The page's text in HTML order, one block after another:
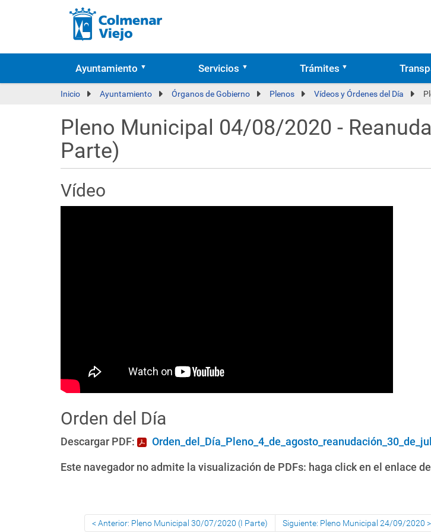
Ayuntamiento Servicios Trámites
Inicio Ayuntamiento Órganos de Gobierno Plenos Vídeos y Órdenes del Día
Pleno Municipal 04/08/2020 -
Parte)
Vídeo
Orden del Día
Descargar PDF:
Este navegador no admite la visualización de PDFs: haga click en el enlace
Anterior: Pleno Municipal 30/07/2020 (I Parte) Siguiente: Pleno Municipal 24/09/2020